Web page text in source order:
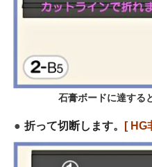
石膏ボードに達する
折って切断します。 [ HG